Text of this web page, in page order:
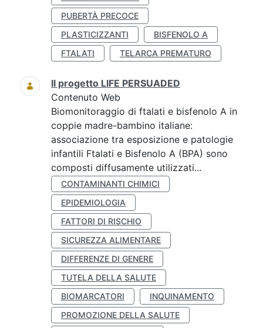
PUBERTÀ PRECOCE
PLASTICIZZANTI
BISFENOLO A
FTALATI
TELARCA PREMATURO
Il progetto LIFE PERSUADED
Contenuto Web
Biomonitoraggio di ftalati e bisfenolo A in
coppie madre-bambino italiane:
associazione tra esposizione e patologie
infantili Ftalati e Bisfenolo A (BPA) sono
composti diffusamente utilizzati...
CONTAMINANTI CHIMICI
EPIDEMIOLOGIA
FATTORI DI RISCHIO
SICUREZZA ALIMENTARE
DIFFERENZE DI GENERE
TUTELA DELLA SALUTE
BIOMARCATORI
INQUINAMENTO
PROMOZIONE DELLA SALUTE